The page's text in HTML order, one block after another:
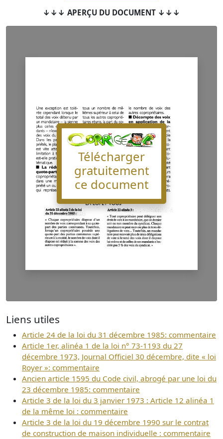
↓↓↓ APERÇU DU DOCUMENT ↓↓↓
Télécharger
gratuitement
ce document
Liens utiles
Article 24 de la loi du 31 décembre 1985: commentaire
Article 1er, alinéa 1 de la loi n° 73-1193 du 27
décembre 1973, Journal Officiel 30 décembre, dite « loi
Royer »: commentaire
Ancien article 1595 du Code civil, abrogé par une loi du
23 décembre 1985: commentaire
Article 3 de la loi du 3 janvier 1973 : Article 12 alinéa 1
de la même loi : commentaire
Article 3 de la loi du 19 décembre 1990 sur le contrat
de construction de maison individuelle : commentaire